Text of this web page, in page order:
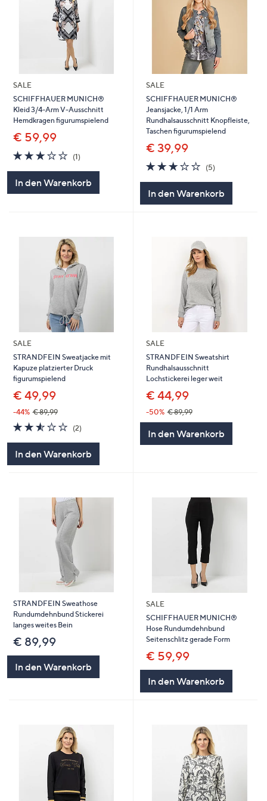
SALE
SCHIFFHAUER MUNICH®
Kleid 3/4-Arm V-Ausschnitt
Hemdkragen figurumspielend
€ 59,99
3.0
von
5
(1)
In den Warenkorb
SALE
SCHIFFHAUER MUNICH®
Jeansjacke, 1/1 Arm
Rundhalsausschnitt Knopfleiste,
Taschen figurumspielend
€ 39,99
2.8
von
(5)5
In den Warenkorb
SALE
STRANDFEIN Sweatjacke mit
Kapuze platzierter Druck
figurumspielend
€ 49,99
-44% € 89,99
2.5
von
5
(2)
In den Warenkorb
SALE
STRANDFEIN Sweatshirt
Rundhalsausschnitt
Lochstickerei leger weit
€ 44,99
-50% € 89,99
In den Warenkorb
STRANDFEIN Sweathose
Rundumdehnbund Stickerei
langes weites Bein
€ 89,99
In den Warenkorb
SALE
SCHIFFHAUER MUNICH®
Hose Rundumdehnbund
Seitenschlitz gerade Form
€ 59,99
In den Warenkorb